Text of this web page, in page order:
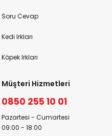
Soru Cevap
Kedi Irkları
Köpek Irkları
Müşteri Hizmetleri
0850 255 10 01
Pazartesi - Cumartesi
09:00 - 18:00